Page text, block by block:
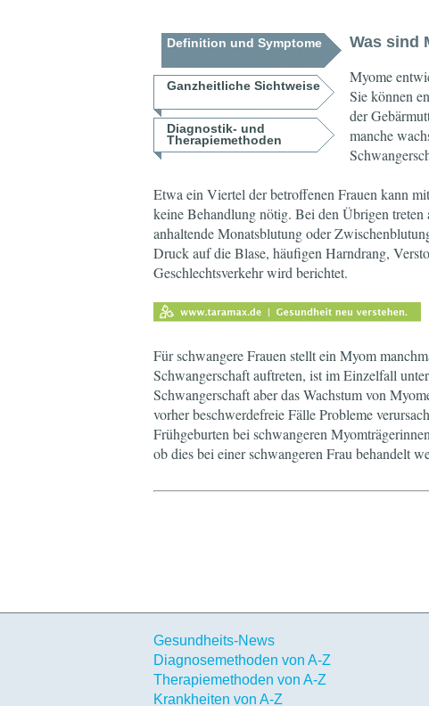
Definition und Symptome
Ganzheitliche Sichtweise
Diagnostik- und
Therapiemethoden
Was sind
Myome
Sie können
der
manche
Etwa ein Viertel der betroffenen Frauen kann
keine Behandlung nötig. Bei den Übrigen
anhaltende Monatsblutung oder
Druck auf die Blase, häufigen Harndrang,
Geschlechtsverkehr wird berichtet.
Für schwangere Frauen stellt ein Myom
Schwangerschaft auftreten, ist im Einzelfall
Schwangerschaft aber das Wachstum von
vorher beschwerdefreie Fälle Probleme
Frühgeburten bei schwangeren
ob dies bei einer schwangeren Frau behandelt
Gesundheits-News
Diagnosemethoden von A-Z
Therapiemethoden von A-Z
Krankheiten von A-Z